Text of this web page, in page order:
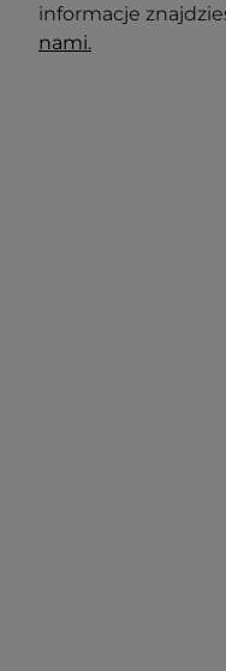
informacje
nami.